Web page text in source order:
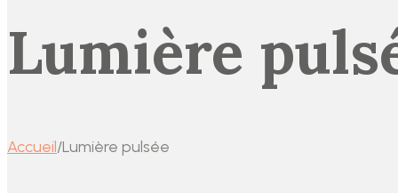
Lumière
Accueil/Lumière pulsée